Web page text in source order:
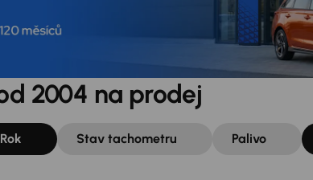
2004 na prodej
Rok Stav tachometru Palivo